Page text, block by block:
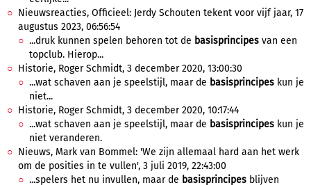
Nieuwsreacties, Officieel: Jerdy Schouten tekent voor vijf jaar, 17
augustus 2023, 06:56:54
...druk kunnen spelen behoren tot de basisprincipes van een
topclub. Hierop...
Historie, Roger Schmidt, 3 december 2020, 13:00:30
...wat schaven aan je speelstijl, maar de basisprincipes kun je
niet...
Historie, Roger Schmidt, 3 december 2020, 10:17:44
...wat schaven aan je speelstijl, maar de basisprincipes kun je
niet veranderen.
Nieuws, Mark van Bommel: 'We zijn allemaal hard aan het werk
om de posities in te vullen', 3 juli 2019, 22:43:00
...spelers het nu invullen, maar de basisprincipes blijven